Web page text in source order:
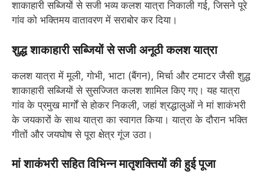
शाकाहारी सब्जियों से सजी भव्य कलश यात्रा निकाली गई, जिसने पूरे
गांव को भक्तिमय वातावरण में सराबोर कर दिया।
शुद्ध शाकाहारी सब्जियों से सजी अनूठी कलश यात्रा
कलश यात्रा में मूली, गोभी, भाटा (बैंगन), मिर्चा और टमाटर जैसी शुद्ध
शाकाहारी सब्जियों से सुसज्जित कलश शामिल किए गए। यह यात्रा
गांव के प्रमुख मार्गों से होकर निकली, जहां श्रद्धालुओं ने मां शाकंभरी
के जयकारों के साथ यात्रा का स्वागत किया। यात्रा के दौरान भक्ति
गीतों और जयघोष से पूरा क्षेत्र गूंज उठा।
मां शाकंभरी सहित विभिन्न मातृशक्तियों की हुई पूजा